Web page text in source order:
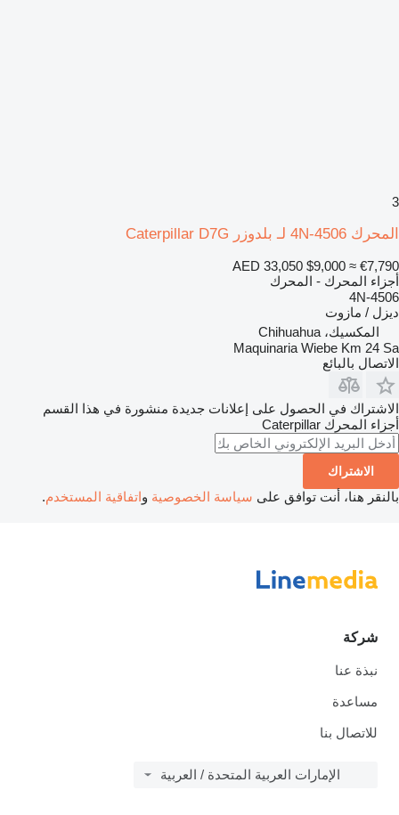
3
المحرك 4N-4506 لـ بلدوزر Caterpillar D7G
AED 33,050 $9,000 ≈ €7,790
أجزاء المحرك - المحرك
4N-4506
ديزل / مازوت
المكسيك، Chihuahua
Maquinaria Wiebe Km 24 Sa
الاتصال بالبائع
الاشتراك في الحصول على إعلانات جديدة منشورة في هذا القسم
أجزاء المحرك Caterpillar
الاشتراك
بالنقر هنا، أنت توافق على سياسة الخصوصية واتفاقية المستخدم.
شركة
نبذة عنا
مساعدة
للاتصال بنا
الإمارات العربية المتحدة / العربية